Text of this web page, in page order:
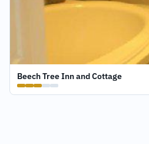
Beech Tree Inn and Cottage